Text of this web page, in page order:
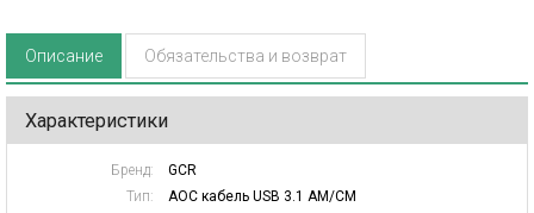
Описание Обязательства и возврат
Характеристики
Бренд:
GCR
Тип:
AOC кабель USB 3.1 AM/CM